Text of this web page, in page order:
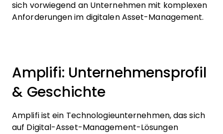
sich vorwiegend an Unternehmen mit komplexen
Anforderungen im digitalen Asset-Management.
Amplifi: Unternehmensprofil
& Geschichte
Amplifi ist ein Technologieunternehmen, das sich
auf Digital-Asset-Management-Lösungen